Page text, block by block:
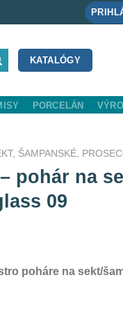
KATALÓGY
PORCELÁN
ŠAMPANSKÉ,
pohár na
09
poháre na sekt/